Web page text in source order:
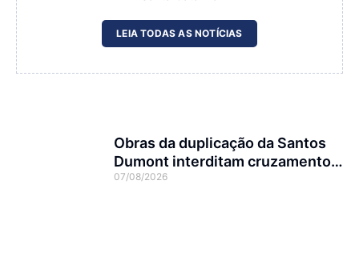
LEIA TODAS AS NOTÍCIAS
Obras da duplicação da Santos
Dumont interditam cruzamento
com a rua Otto Nass
07/08/2026